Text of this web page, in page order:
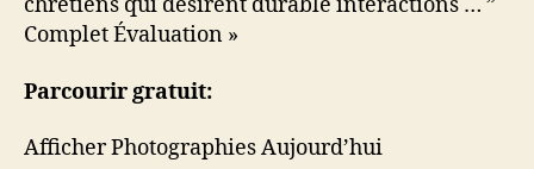
Complet Évaluation »
Parcourir gratuit:
Afficher Photographies Aujourd’hui